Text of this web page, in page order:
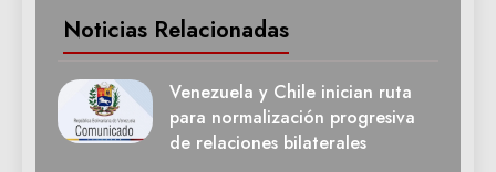
Noticias Relacionadas
Venezuela y Chile inician ruta
para normalización progresiva
de relaciones bilaterales